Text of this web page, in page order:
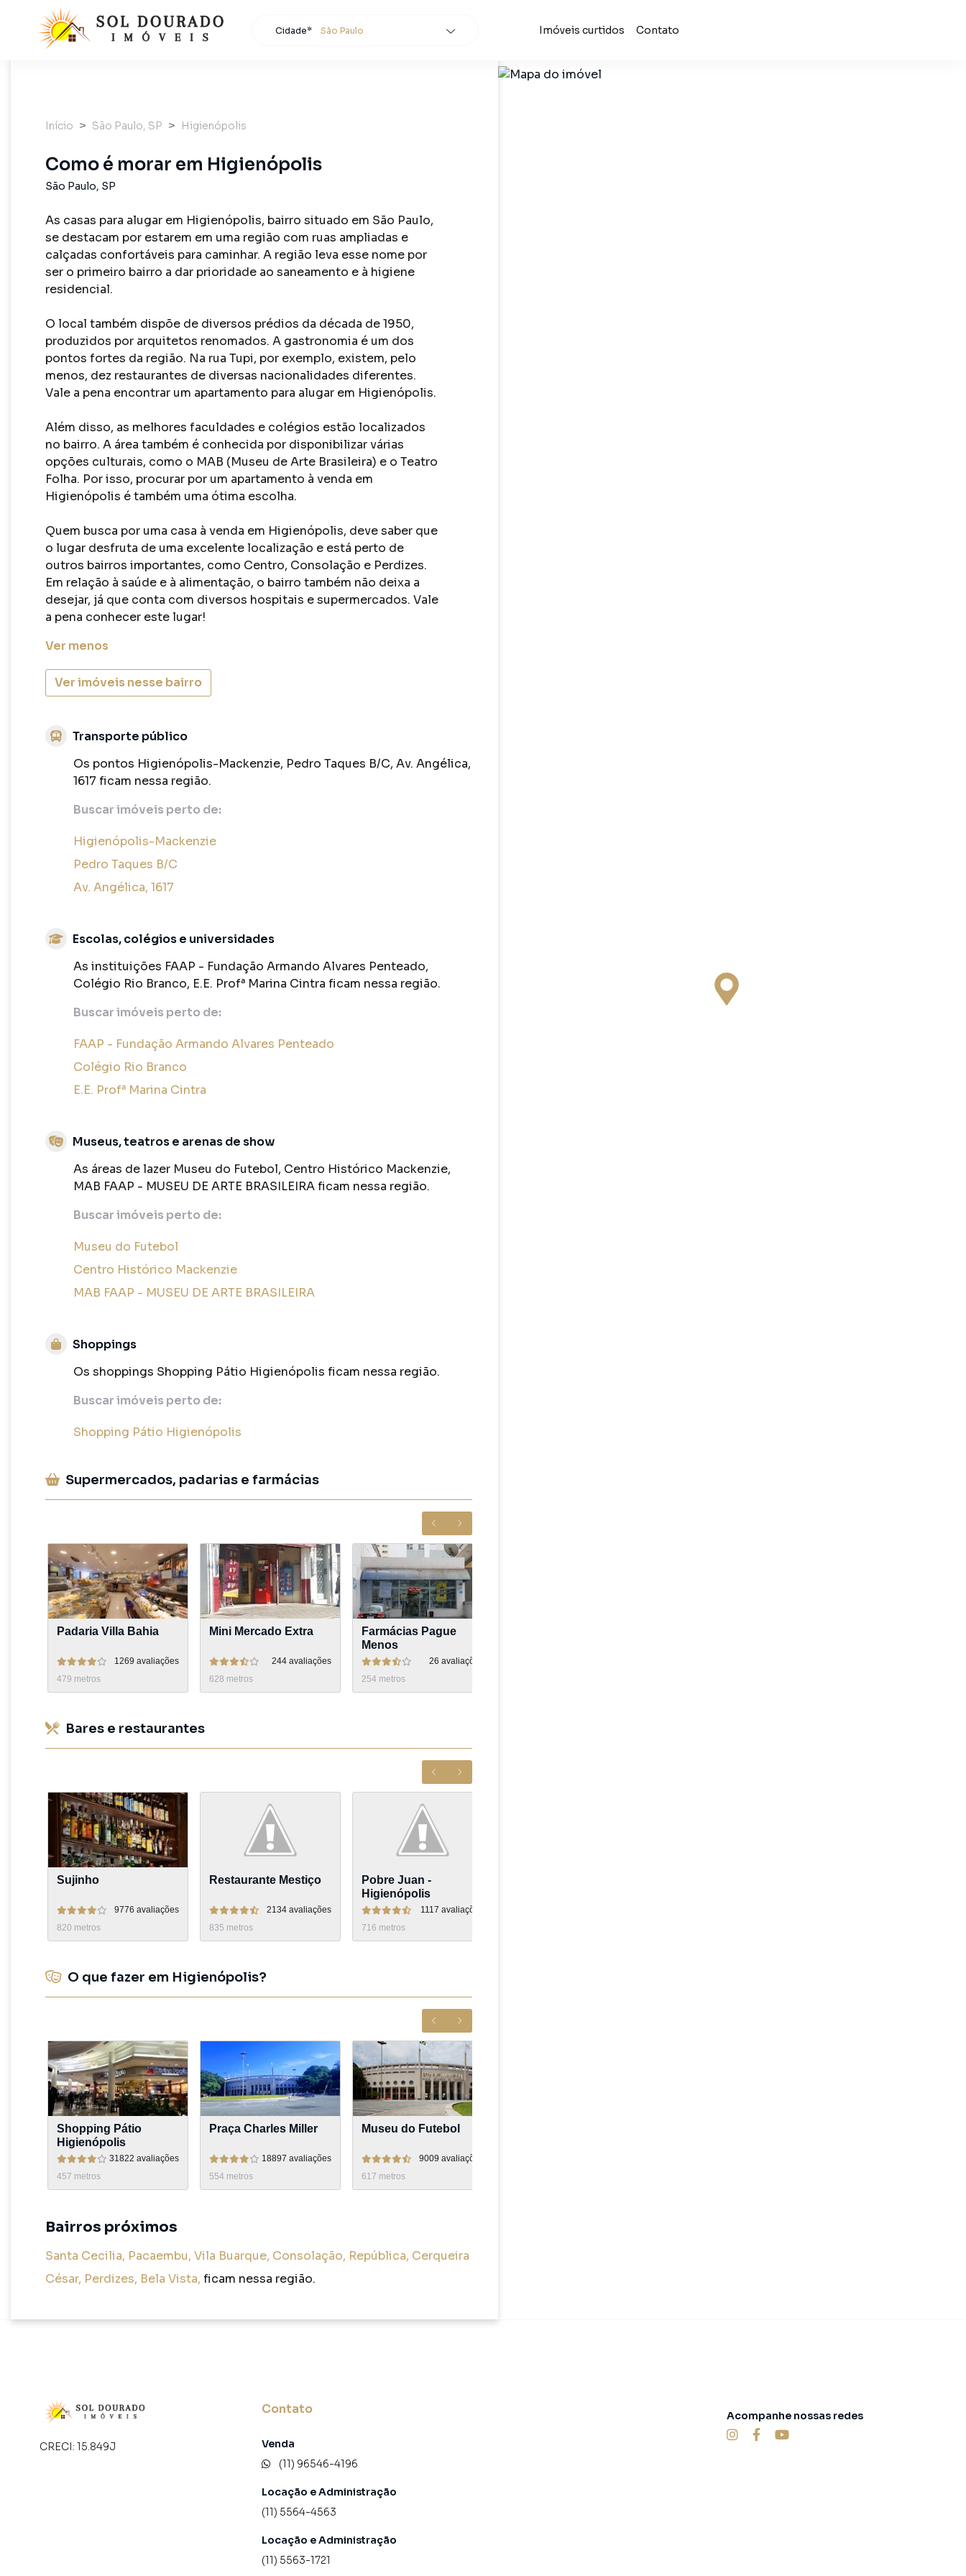
Cidade* São Paulo Imóveis curtidos Contato
Início São Paulo, SP Higienópolis
Como é morar em Higienópolis
São Paulo, SP
As casas para alugar em Higienópolis, bairro situado em São Paulo,
se destacam por estarem em uma região com ruas ampliadas e
calçadas confortáveis para caminhar. A região leva esse nome por
ser o primeiro bairro a dar prioridade ao saneamento e à higiene
residencial.
O local também dispõe de diversos prédios da década de 1950,
produzidos por arquitetos renomados. A gastronomia é um dos
pontos fortes da região. Na rua Tupi, por exemplo, existem, pelo
menos, dez restaurantes de diversas nacionalidades diferentes.
Vale a pena encontrar um apartamento para alugar em Higienópolis.
Além disso, as melhores faculdades e colégios estão localizados
no bairro. A área também é conhecida por disponibilizar várias
opções culturais, como o MAB (Museu de Arte Brasileira) e o Teatro
Folha. Por isso, procurar por um apartamento à venda em
Higienópolis é também uma ótima escolha.
Quem busca por uma casa à venda em Higienópolis, deve saber que
o lugar desfruta de uma excelente localização e está perto de
outros bairros importantes, como Centro, Consolação e Perdizes.
Em relação à saúde e à alimentação, o bairro também não deixa a
desejar, já que conta com diversos hospitais e supermercados. Vale
a pena conhecer este lugar!
Ver menos
Ver imóveis nesse bairro
Transporte público
Os pontos Higienópolis-Mackenzie, Pedro Taques B/C, Av. Angélica,
1617 ficam nessa região.
Buscar imóveis perto de:
Higienópolis-Mackenzie
Pedro Taques B/C
Av. Angélica, 1617
Escolas, colégios e universidades
As instituições FAAP - Fundação Armando Alvares Penteado,
Colégio Rio Branco, E.E. Profª Marina Cintra ficam nessa região.
Buscar imóveis perto de:
FAAP - Fundação Armando Alvares Penteado
Colégio Rio Branco
E.E. Profª Marina Cintra
Museus, teatros e arenas de show
As áreas de lazer Museu do Futebol, Centro Histórico Mackenzie,
MAB FAAP - MUSEU DE ARTE BRASILEIRA ficam nessa região.
Buscar imóveis perto de:
Museu do Futebol
Centro Histórico Mackenzie
MAB FAAP - MUSEU DE ARTE BRASILEIRA
Shoppings
Os shoppings Shopping Pátio Higienópolis ficam nessa região.
Buscar imóveis perto de:
Shopping Pátio Higienópolis
Supermercados, padarias e farmácias
Padaria Villa Bahia
1269 avaliações
479 metros
Mini Mercado Extra
244 avaliações
628 metros
Farmácias Pague
Menos
26 avaliações
254 metros
Bares e restaurantes
Sujinho
9776 avaliações
820 metros
Restaurante Mestiço
2134 avaliações
835 metros
Pobre Juan -
Higienópolis
1117 avaliações
716 metros
O que fazer em Higienópolis?
Shopping Pátio
Higienópolis
31822 avaliações
457 metros
Praça Charles Miller
18897 avaliações
554 metros
Museu do Futebol
9009 avaliações
617 metros
Bairros próximos
Santa Cecilia, Pacaembu, Vila Buarque, Consolação, República, Cerqueira
César, Perdizes, Bela Vista, ficam nessa região.
CRECI: 15.849J
Contato
Venda
(11) 96546-4196
Locação e Administração
(11) 5564-4563
Locação e Administração
(11) 5563-1721
Acompanhe nossas redes